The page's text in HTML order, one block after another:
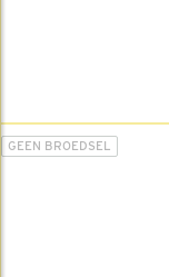
GEEN BROEDSEL